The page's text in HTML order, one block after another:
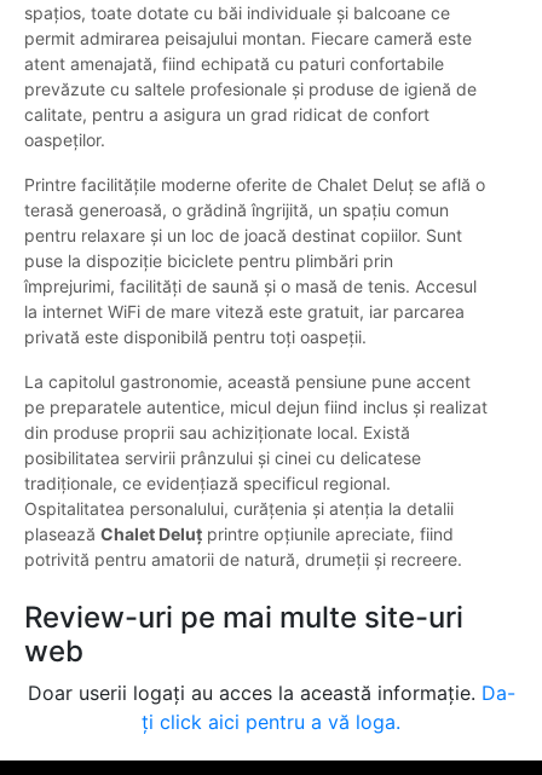
spațios, toate dotate cu băi individuale și balcoane ce
permit admirarea peisajului montan. Fiecare cameră este
atent amenajată, fiind echipată cu paturi confortabile
prevăzute cu saltele profesionale și produse de igienă de
calitate, pentru a asigura un grad ridicat de confort
oaspeților.
Printre facilitățile moderne oferite de Chalet Deluț se află o
terasă generoasă, o grădină îngrijită, un spațiu comun
pentru relaxare și un loc de joacă destinat copiilor. Sunt
puse la dispoziție biciclete pentru plimbări prin
împrejurimi, facilități de saună și o masă de tenis. Accesul
la internet WiFi de mare viteză este gratuit, iar parcarea
privată este disponibilă pentru toți oaspeții.
La capitolul gastronomie, această pensiune pune accent
pe preparatele autentice, micul dejun fiind inclus și realizat
din produse proprii sau achiziționate local. Există
posibilitatea servirii prânzului și cinei cu delicatese
tradiționale, ce evidențiază specificul regional.
Ospitalitatea personalului, curățenia și atenția la detalii
plasează Chalet Deluț printre opțiunile apreciate, fiind
potrivită pentru amatorii de natură, drumeții și recreere.
Review-uri pe mai multe site-uri
web
Doar userii logați au acces la această informație. Da-
ți click aici pentru a vă loga.